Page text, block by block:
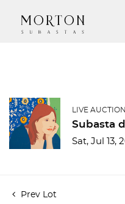
LIVE AUCTION
Subasta
Sat, Jul 13,
Prev Lot